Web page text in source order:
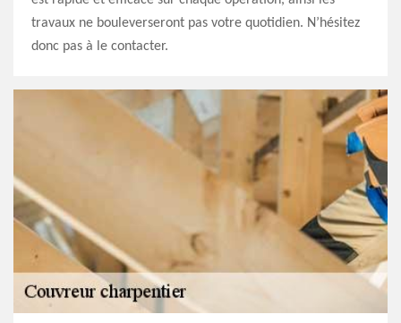
travaux ne bouleverseront pas votre quotidien. N’hésitez
donc pas à le contacter.